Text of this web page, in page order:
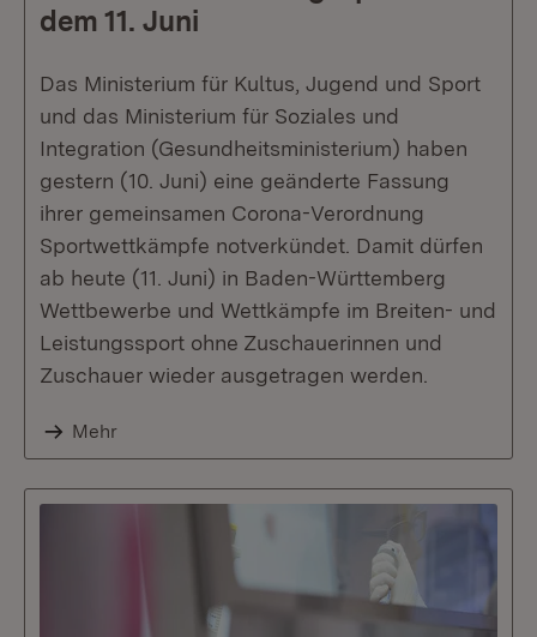
dem 11. Juni
Das Ministerium für Kultus, Jugend und Sport
und das Ministerium für Soziales und
Integration (Gesundheitsministerium) haben
gestern (10. Juni) eine geänderte Fassung
ihrer gemeinsamen Corona-Verordnung
Sportwettkämpfe notverkündet. Damit dürfen
ab heute (11. Juni) in Baden-Württemberg
Wettbewerbe und Wettkämpfe im Breiten- und
Leistungssport ohne Zuschauerinnen und
Zuschauer wieder ausgetragen werden.
Mehr